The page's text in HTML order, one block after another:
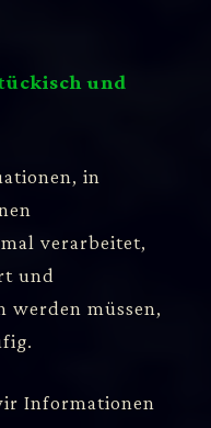
und
in
verarbeitet,
und
werden müssen,
Informationen